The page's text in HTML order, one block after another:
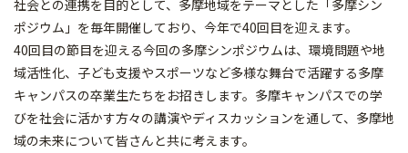
社会との連携を目的として、多摩地域をテーマとした「多摩シン
ポジウム」を毎年開催しており、今年で40回目を迎えます。
40回目の節目を迎える今回の多摩シンポジウムは、環境問題や地
域活性化、子ども支援やスポーツなど多様な舞台で活躍する多摩
キャンパスの卒業生たちをお招きします。多摩キャンパスでの学
びを社会に活かす方々の講演やディスカッションを通して、多摩地
域の未来について皆さんと共に考えます。